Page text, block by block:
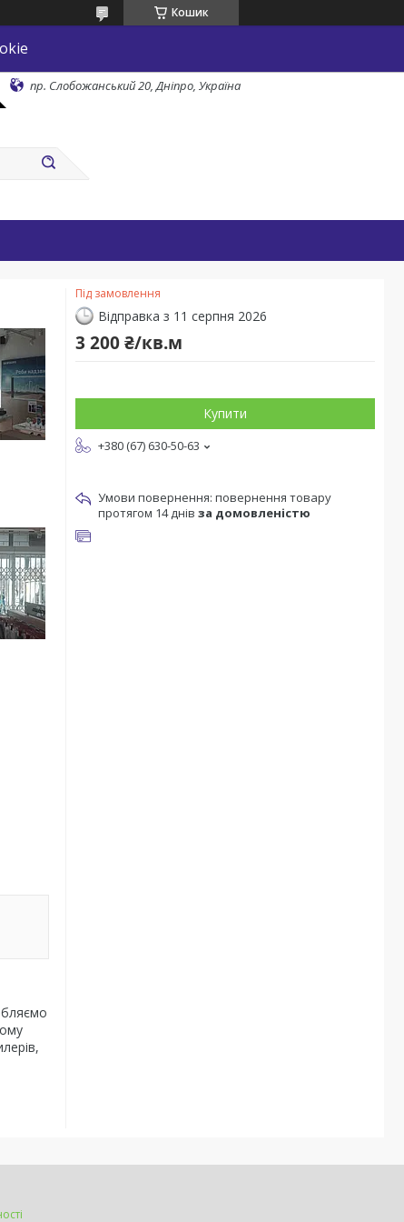
Кошик
пр. Слобожанський 20, Дніпро, Україна
Під замовлення
Відправка з 11 серпня 2026
3 200 ₴/кв.м
Купити
+380 (67) 630-50-63
повернення товару
протягом 14 днів за домовленістю